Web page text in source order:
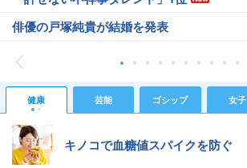
俳優の戸塚純貴が結婚を発表
健康 芸能 ゴシップ 女子
キノコで血糖値スパイクを防ぐ